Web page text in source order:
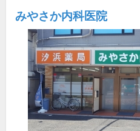
みやさか内科医院